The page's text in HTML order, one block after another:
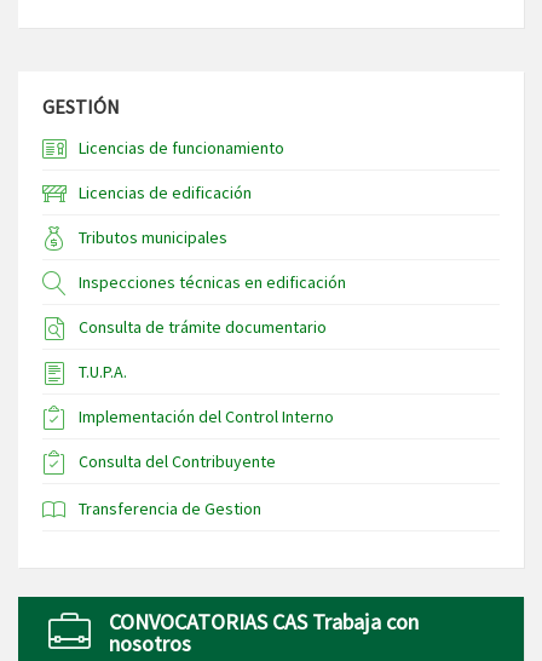
GESTIÓN
Licencias de funcionamiento
Licencias de edificación
Tributos municipales
Inspecciones técnicas en edificación
Consulta de trámite documentario
T.U.P.A.
Implementación del Control Interno
Consulta del Contribuyente
Transferencia de Gestion
CONVOCATORIAS CAS Trabaja con
nosotros